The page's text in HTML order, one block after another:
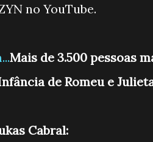
no YouTube.
Mais de 3.500 pessoas
de Romeu e
Cabral: